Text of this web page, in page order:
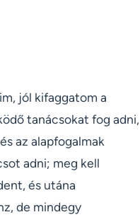
jól kifaggatom a
tanácsokat fog adni,
az alapfogalmak
adni; meg kell
és utána
de mindegy